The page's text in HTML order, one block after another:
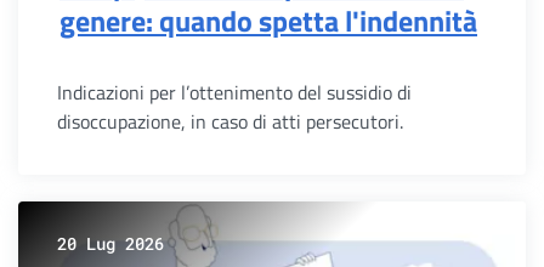
genere: quando spetta l'indennità
Indicazioni per l’ottenimento del sussidio di
disoccupazione, in caso di atti persecutori.
20 Lug 2026